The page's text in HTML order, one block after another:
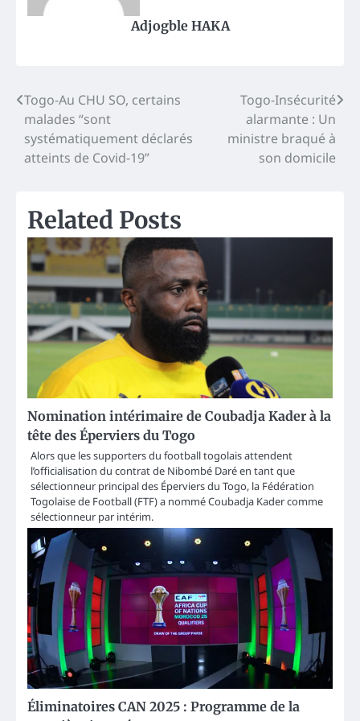
Adjogble HAKA
Post
navigation
Togo-Au CHU SO, certains
malades “sont
systématiquement déclarés
atteints de Covid-19”
Togo-Insécurité
alarmante : Un
ministre braqué à
son domicile
Related Posts
Nomination intérimaire de Coubadja Kader à la
tête des Éperviers du Togo
Alors que les supporters du football togolais attendent
l’officialisation du contrat de Nibombé Daré en tant que
sélectionneur principal des Éperviers du Togo, la Fédération
Togolaise de Football (FTF) a nommé Coubadja Kader comme
sélectionneur par intérim.
Éliminatoires CAN 2025 : Programme de la